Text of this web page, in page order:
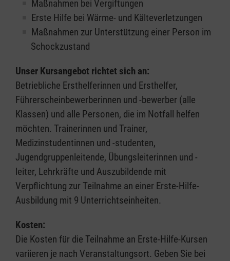
Maßnahmen bei Vergiftungen
Erste Hilfe bei Wärme- und Kälteverletzungen
Maßnahmen zur Unterstützung einer Person im
Schockzustand
Unser Kursangebot richtet sich an:
Betriebliche Ersthelferinnen und Ersthelfer,
Führerscheinbewerberinnen und -bewerber (alle
Klassen) und alle Personen, die im Notfall helfen
möchten. Trainerinnen und Trainer,
Medizinstudentinnen und -studenten,
Jugendgruppenleitende, Übungsleiterinnen und -
leiter, Lehrkräfte und Auszubildende mit
Verpflichtung zur Teilnahme an einer Erste-Hilfe-
Ausbildung mit 9 Unterrichtseinheiten.
Kosten:
Die Kosten für die Teilnahme an Erste-Hilfe-Kursen
variieren je nach Veranstaltungsort. Geben Sie bei